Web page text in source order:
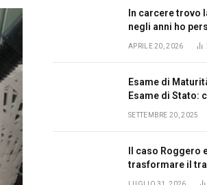
In carcere trovo
negli anni ho
APRILE 20, 2026
Esame di
Esame di Stato:
SETTEMBRE 20, 2025
Il caso Roggero
trasformare il